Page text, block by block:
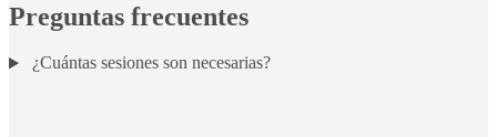
Preguntas frecuentes
¿Cuántas sesiones son necesarias?